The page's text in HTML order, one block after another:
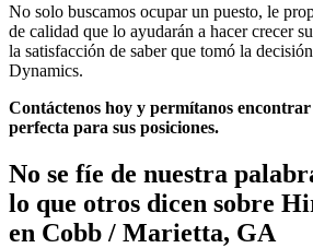
No solo buscamos ocupar un puesto, le
de calidad que lo ayudarán a hacer crecer
la satisfacción de saber que tomó la
Dynamics.
Contáctenos hoy y permítanos
perfecta para sus posiciones.
No se fíe de nuestra
lo que otros dicen sobre
en Cobb / Marietta, GA